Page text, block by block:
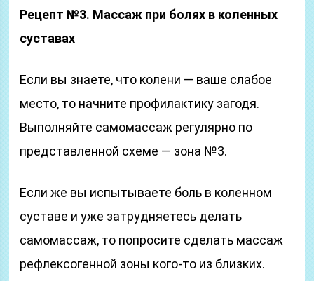
Рецепт №3. Массаж при болях в коленных
суставах
Если вы знаете, что колени — ваше слабое
место, то начните профилактику загодя.
Выполняйте самомассаж регулярно по
представленной схеме — зона №3.
Если же вы испытываете боль в коленном
суставе и уже затрудняетесь делать
самомассаж, то попросите сделать массаж
рефлексогенной зоны кого-то из близких.